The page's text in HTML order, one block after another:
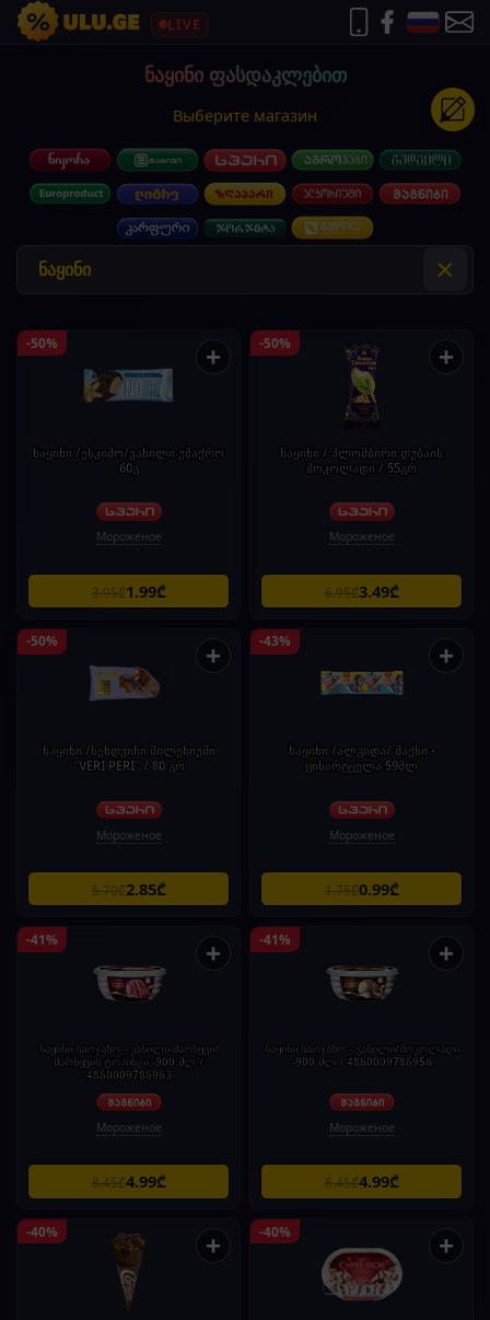
LIVE
ნაყინი ფასდაკლებით
Выберите магазин
×
-50% +
ნაყინი /ესკიმო/ვანილი უშაქრო
60გ
Мороженое
3.95₾1.99₾
-50% +
ნაყინი / პლომბირი დუბაის
შოკოლადი / 55გრ
Мороженое
6.95₾3.49₾
-50% +
ნაყინი /სენდვიჩი მილენიუმი
"VERI PERI" / 80 გრ
Мороженое
5.70₾2.85₾
-43% +
ნაყინი /ალგიდა/ მაქსი -
ცისარტყელა 59მლ
Мороженое
1.75₾0.99₾
-41% +
ნაყინი საოჯახო - ვანილი-მარწყვი/
მარწყვის ტოპინგი -900 მლ /
4860009786963
Мороженое
8.45₾4.99₾
-41% +
ნაყინი საოჯახო - ვანილი/შოკოლადი
-900 მლ / 4860009786956
Мороженое
8.45₾4.99₾
-40% + -40% +